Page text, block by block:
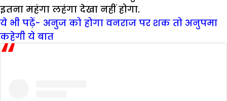
इतना महंगा लहंगा देखा नहीं होगा.
ये भी पढ़ें- अनुज को होगा वनराज पर शक तो अनुपमा
कहेगी ये बात